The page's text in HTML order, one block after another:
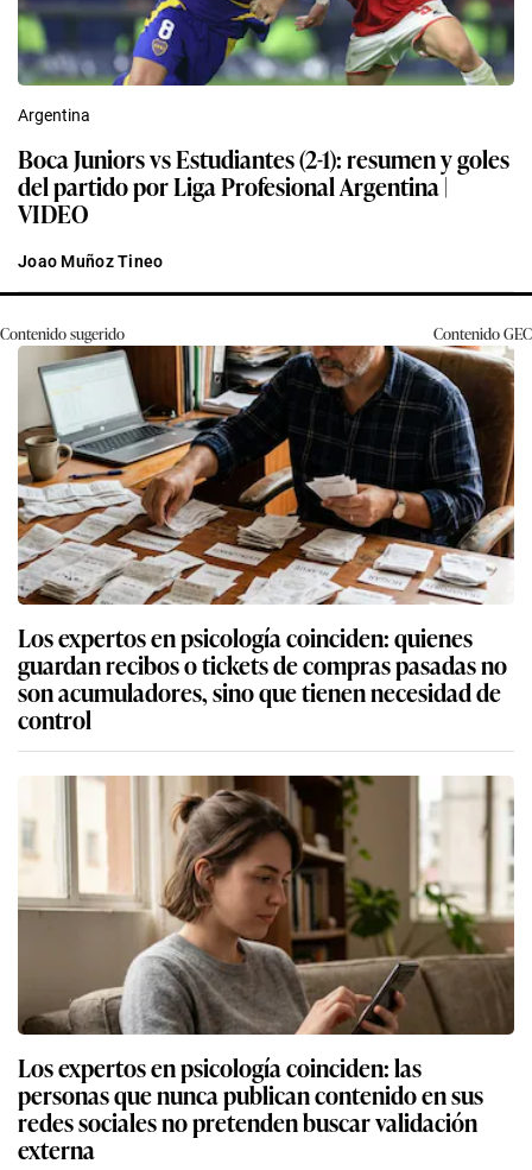
Argentina
Boca Juniors vs Estudiantes (2-1): resumen y goles
del partido por Liga Profesional Argentina |
VIDEO
Joao Muñoz Tineo
Contenido sugerido ContenidoGEC
Los expertos en psicología coinciden: quienes
guardan recibos o tickets de compras pasadas no
son acumuladores, sino que tienen necesidad de
control
Los expertos en psicología coinciden: las
personas que nunca publican contenido en sus
redes sociales no pretenden buscar validación
externa